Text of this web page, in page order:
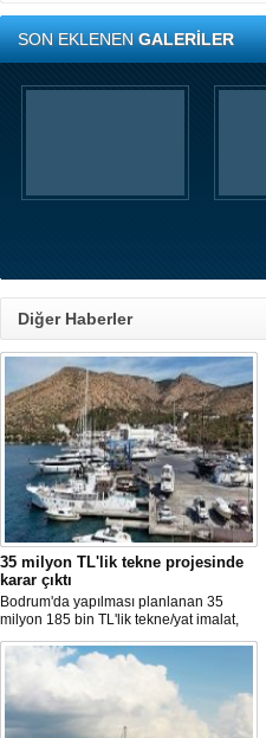
SON EKLENENGALERİLER
Diğer Haberler
35 milyon TL'lik tekne projesinde
karar çıktı
Bodrum'da yapılması planlanan 35
milyon 185 bin TL'lik tekne/yat imalat,
bakım-onarım ve çekek yeri projesinde
ÇED süreci sonlandırıldı. Bakanlık,
başvuru dosyasının yasal süre
içerisinde yeniden sunulmaması
üzerine süreci kapattı.